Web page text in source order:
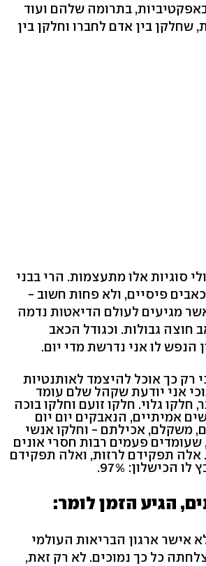
בתרומה שלהם ועוד
שחלקן בין אדם לחברו וחלקן בין
סוגיות אלו מתעצמות. הרי בבני
פיסיים, ולא פחות חשוב -
מגיעים לעולם הדיאטות נדמה
חוצה גבולות. וכגודל הכאב
הנפש לו אני נדרשת מדי יום.
רק כך אוכל להיצמד לאותנטיות
אני יודעת שקהל שלם עומד
חלקו גלוי. חלקו זועם וחלקו בוכה
אמיתיים, הנאבקים יום יום
משקלם, אכילתם - וחלקו אנשי
פעמים רבות חסרי אונים
אלה תפקידם לרזות, ואלה תפקידם
הכישלון: 97%.
הגיע הזמן לומר:
אישר ארגון הבריאות העולמי
כל כך נמוכים. לא רק זאת,